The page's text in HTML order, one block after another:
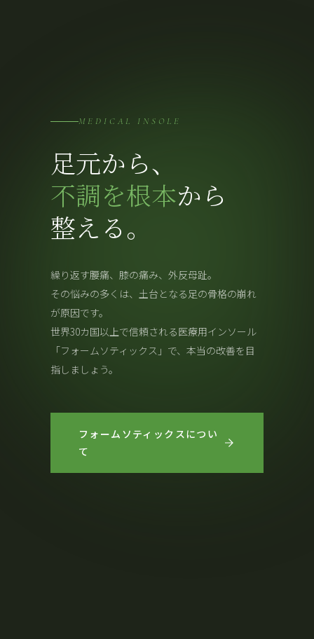
MEDICAL INSOLE
足元から、
不調を根本から
整える。
繰り返す腰痛、膝の痛み、外反母趾。
その悩みの多くは、土台となる足の骨格の崩れ
が原因です。
世界30カ国以上で信頼される医療用インソール
「フォームソティックス」で、本当の改善を目
指しましょう。
フォームソティックスについ
て